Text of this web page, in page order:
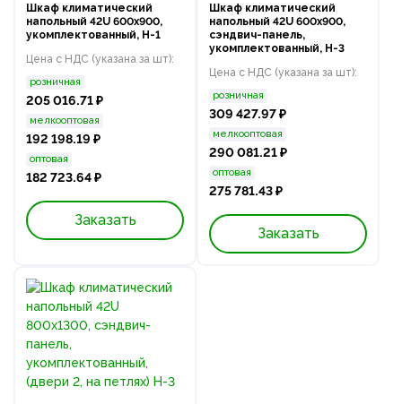
Шкаф климатический
напольный 42U 600х900,
укомплектованный, Н-1
Цена с НДС (указана за шт):
розничная
205 016.71 ₽
мелкооптовая
192 198.19 ₽
оптовая
182 723.64 ₽
Заказать
Шкаф климатический
напольный 42U 600х900,
сэндвич-панель,
укомплектованный, Н-3
Цена с НДС (указана за шт):
розничная
309 427.97 ₽
мелкооптовая
290 081.21 ₽
оптовая
275 781.43 ₽
Заказать